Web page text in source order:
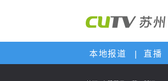
本地报道 | 直播